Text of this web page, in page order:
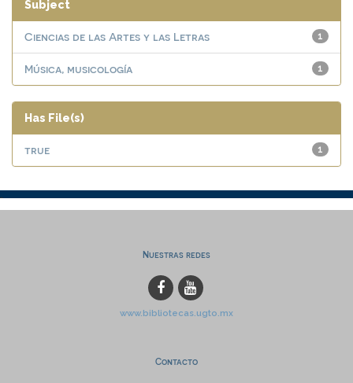
Subject
1
Ciencias de las Artes y las Letras
1
Música, musicología
Has File(s)
1
true
Nuestras redes
www.bibliotecas.ugto.mx
Contacto